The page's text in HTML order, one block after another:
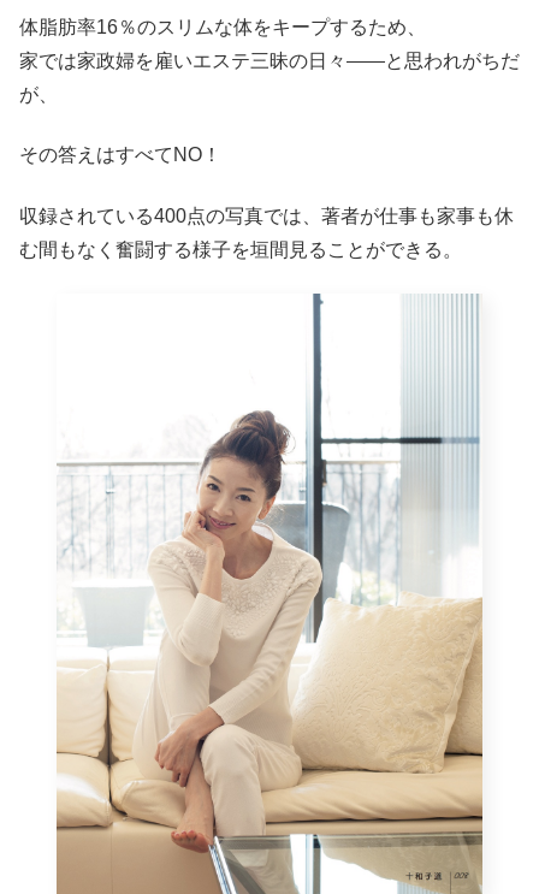
体脂肪率16％のスリムな体をキープするため、
家では家政婦を雇いエステ三昧の日々――と思われがちだ
が、
その答えはすべてNO！
収録されている400点の写真では、著者が仕事も家事も休
む間もなく奮闘する様子を垣間見ることができる。